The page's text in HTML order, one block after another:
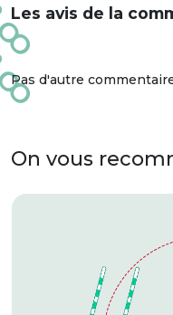
Les avis de la
Pas d'autre
On vous